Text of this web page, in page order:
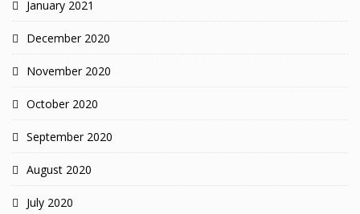
January 2021
December 2020
November 2020
October 2020
September 2020
August 2020
July 2020